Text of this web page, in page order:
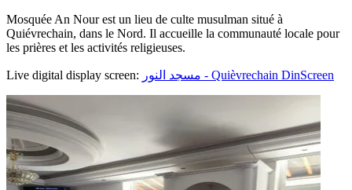
Mosquée An Nour est un lieu de culte musulman situé à
Quiévrechain, dans le Nord. Il accueille la communauté locale pour
les prières et les activités religieuses.
Live digital display screen: مسجد النور - Quièvrechain DinScreen